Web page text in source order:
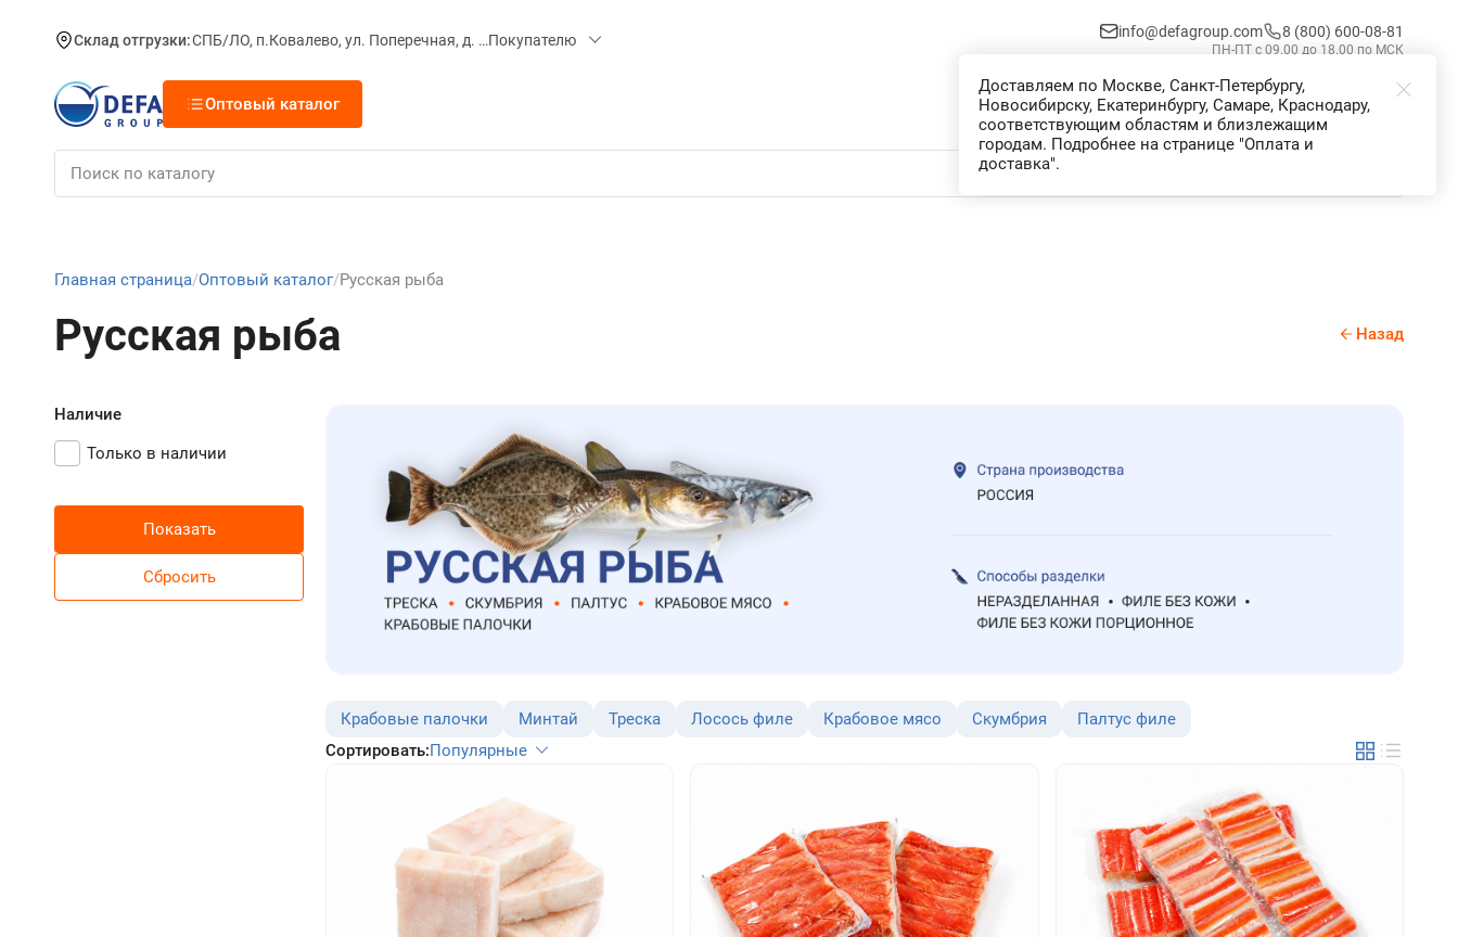
Склад отгрузки:СПБ/ЛО, п.Ковалево, ул. Поперечная, д. 15, СК «ПИРС» («МОРОЗКО»)
Покупателю info@defagroup.com 8 (800) 600-08-81
ПН-ПТ с 09.00 до 18.00 по МСК
Оптовый каталог Избранное Корзина Войти
Главная страница Оптовый каталог Русская рыба
Русская рыба Назад
Наличие
Только в наличии
Крабовые палочки Минтай Треска Лосось филе Крабовое мясо Скумбрия
Палтус филе
Сортировать:Популярные
Доставляем по Москве, Санкт-Петербургу,
Новосибирску, Екатеринбургу, Самаре, Краснодару,
соответствующим областям и близлежащим
городам. Подробнее на странице "Оплата и
доставка".